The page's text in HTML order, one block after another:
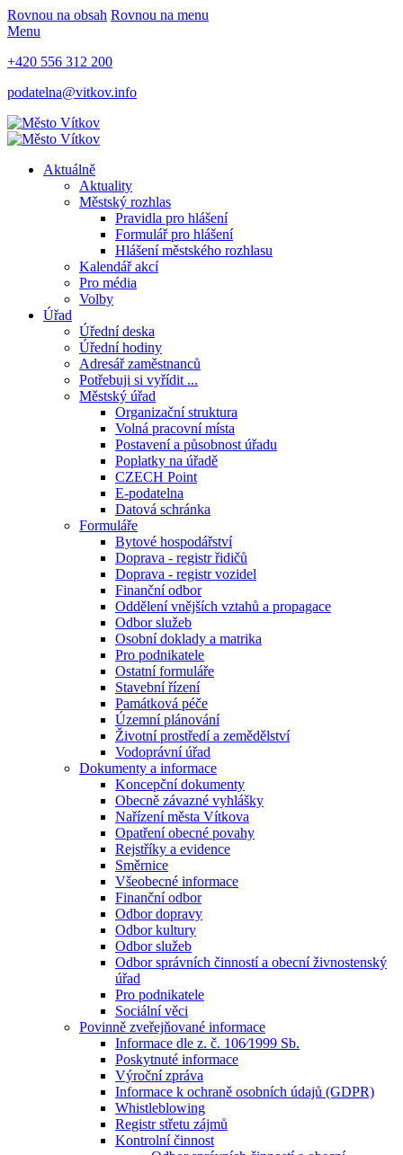
Rovnou na obsah Rovnou na menu
Menu
+420 556 312 200
podatelna@vitkov.info
Aktuálně
Aktuality
Městský rozhlas
Pravidla pro hlášení
Formulář pro hlášení
Hlášení městského rozhlasu
Kalendář akcí
Pro média
Volby
Úřad
Úřední deska
Úřední hodiny
Adresář zaměstnanců
Potřebuji si vyřídit ...
Městský úřad
Organizační struktura
Volná pracovní místa
Postavení a působnost úřadu
Poplatky na úřadě
CZECH Point
E-podatelna
Datová schránka
Formuláře
Bytové hospodářství
Doprava - registr řidičů
Doprava - registr vozidel
Finanční odbor
Oddělení vnějších vztahů a propagace
Odbor služeb
Osobní doklady a matrika
Pro podnikatele
Ostatní formuláře
Stavební řízení
Památková péče
Územní plánování
Životní prostředí a zemědělství
Vodoprávní úřad
Dokumenty a informace
Koncepční dokumenty
Obecně závazné vyhlášky
Nařízení města Vítkova
Opatření obecné povahy
Rejstříky a evidence
Směrnice
Všeobecné informace
Finanční odbor
Odbor dopravy
Odbor kultury
Odbor služeb
Odbor správních činností a obecní živnostenský
úřad
Pro podnikatele
Sociální věci
Povinně zveřejňované informace
Informace dle z. č. 106⁄1999 Sb.
Poskytnuté informace
Výroční zpráva
Informace k ochraně osobních údajů (GDPR)
Whistleblowing
Registr střetu zájmů
Kontrolní činnost